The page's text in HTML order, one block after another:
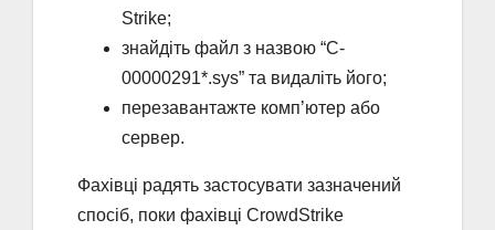
Strike;
знайдіть файл з назвою “C-
00000291*.sys” та видаліть його;
перезавантажте комп’ютер або
сервер.
Фахівці радять застосувати зазначений
спосіб, поки фахівці CrowdStrike